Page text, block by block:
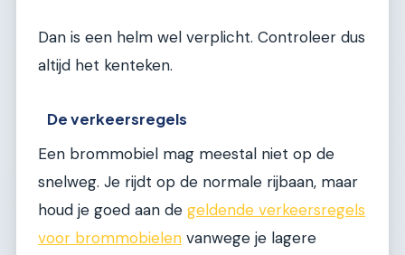
Dan is een helm wel verplicht. Controleer dus
altijd het kenteken.
De verkeersregels
Een brommobiel mag meestal niet op de
snelweg. Je rijdt op de normale rijbaan, maar
houd je goed aan de geldende verkeersregels
voor brommobielen vanwege je lagere